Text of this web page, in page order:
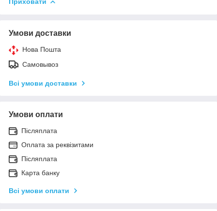
Умови доставки
Нова Пошта
Самовывоз
Всі умови доставки
Умови оплати
Післяплата
Оплата за реквізитами
Післяплата
Карта банку
Всі умови оплати